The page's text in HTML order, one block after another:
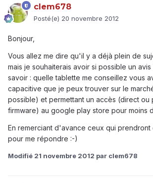
clem678
Posté(e) 20 novembre 2012
Bonjour,
Vous allez me dire qu'il y a déjà plein de
mais je souhaiterais avoir si possible un
savoir : quelle tablette me conseillez vous
capacitive que je peux trouver sur le
possible) et permettant un accès (direct ou
firmware) au google play store pour moins
En remerciant d'avance ceux qui prendront
pour me répondre :-)
Modifié 21 novembre 2012 par clem678